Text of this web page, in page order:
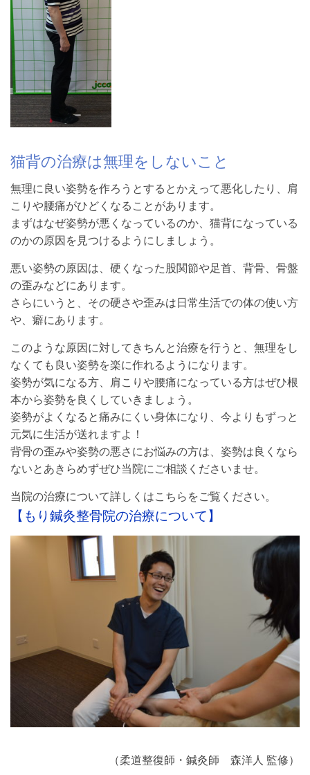
猫背の治療は無理をしないこと
無理に良い姿勢を作ろうとするとかえって悪化したり、肩
こりや腰痛がひどくなることがあります。
まずはなぜ姿勢が悪くなっているのか、猫背になっている
のかの原因を見つけるようにしましょう。
悪い姿勢の原因は、硬くなった股関節や足首、背骨、骨盤
の歪みなどにあります。
さらにいうと、その硬さや歪みは日常生活での体の使い方
や、癖にあります。
このような原因に対してきちんと治療を行うと、無理をし
なくても良い姿勢を楽に作れるようになります。
姿勢が気になる方、肩こりや腰痛になっている方はぜひ根
本から姿勢を良くしていきましょう。
姿勢がよくなると痛みにくい身体になり、今よりもずっと
元気に生活が送れますよ！
背骨の歪みや姿勢の悪さにお悩みの方は、姿勢は良くなら
ないとあきらめずぜひ当院にご相談くださいませ。
当院の治療について詳しくはこちらをご覧ください。
【もり鍼灸整骨院の治療について】
（柔道整復師・鍼灸師 森洋人 監修）